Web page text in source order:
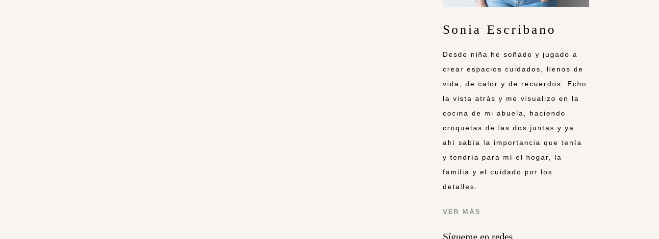
Sonia Escribano
Desde niña he soñado y jugado a
crear espacios cuidados, llenos de
vida, de calor y de recuerdos. Echo
la vista atrás y me visualizo en la
cocina de mi abuela, haciendo
croquetas de las dos juntas y ya
ahí sabía la importancia que tenía
y tendría para mí el hogar, la
familia y el cuidado por los
detalles.
VER MÁS
Sígueme en redes